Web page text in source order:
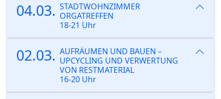
04.03. STADTWOHNZIMMER
ORGATREFFEN
18-21 Uhr
02.03. AUFRÄUMEN UND BAUEN –
UPCYCLING UND VERWERTUNG
VON RESTMATERIAL
16-20 Uhr